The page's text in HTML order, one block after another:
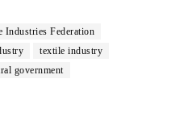
Industries Federation
textile industry
government